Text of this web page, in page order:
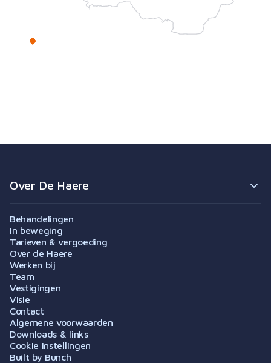
Over De Haere
Behandelingen
In beweging
Tarieven & vergoeding
Over de Haere
Werken bij
Team
Vestigingen
Visie
Contact
Algemene voorwaarden
Downloads & links
Cookie instellingen
Built by Bunch